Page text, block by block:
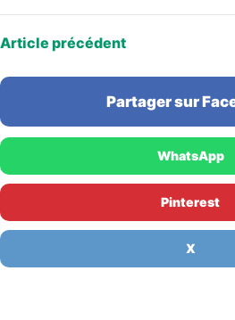
Article précédent
Partager sur
WhatsApp
Pinterest
X